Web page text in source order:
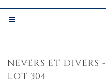
NEVERS ET DIVERS -
LOT 304